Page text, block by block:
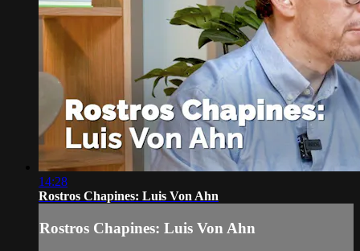
14:28
Rostros Chapines: Luis Von Ahn
Rostros Chapines: Luis Von Ahn